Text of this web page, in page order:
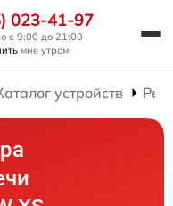
023-41-97
с 9:00 до 21:00
мне утром
устройств